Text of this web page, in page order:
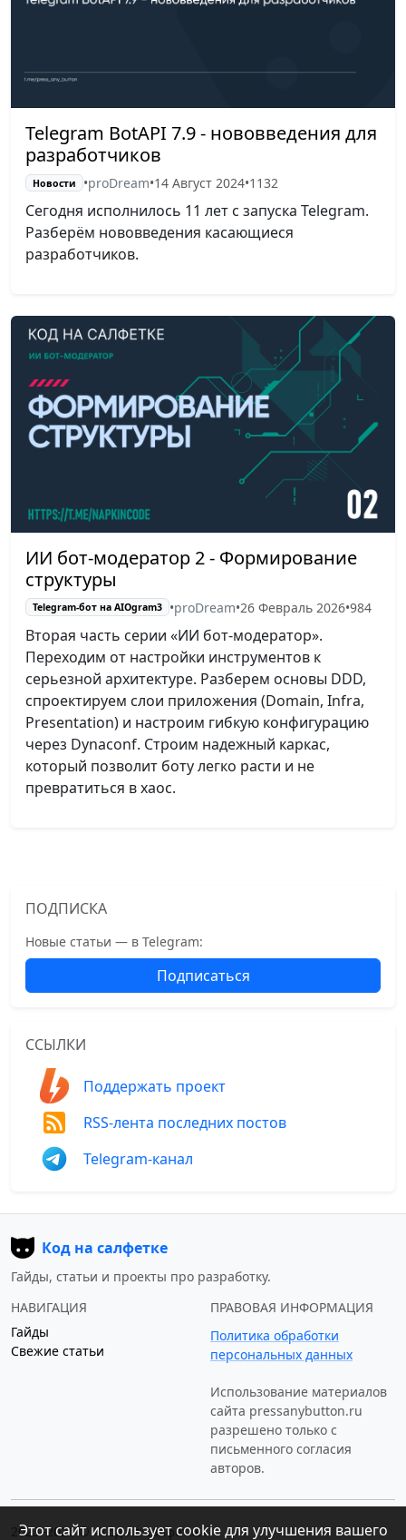
Telegram BotAPI 7.9 - нововведения для
разработчиков
Новости •proDream•14 Август 2024•1132
Сегодня исполнилось 11 лет с запуска Telegram.
Разберём нововведения касающиеся
разработчиков.
ИИ бот-модератор 2 - Формирование
структуры
Telegram-бот на AIOgram3 •proDream•26 Февраль 2026•984
Вторая часть серии «ИИ бот-модератор».
Переходим от настройки инструментов к
серьезной архитектуре. Разберем основы DDD,
спроектируем слои приложения (Domain, Infra,
Presentation) и настроим гибкую конфигурацию
через Dynaconf. Строим надежный каркас,
который позволит боту легко расти и не
превратиться в хаос.
ПОДПИСКА
Новые статьи — в Telegram:
Подписаться
ССЫЛКИ
Поддержать проект
RSS-лента последних постов
Telegram-канал
Код на салфетке
Гайды, статьи и проекты про разработку.
НАВИГАЦИЯ
Гайды
Свежие статьи
ПРАВОВАЯ ИНФОРМАЦИЯ
Политика обработки
персональных данных
Использование материалов
сайта pressanybutton.ru
разрешено только c
письменного согласия
авторов.
2023–2026 © «Код на салфетке»
Этот сайт использует cookie для улучшения вашего